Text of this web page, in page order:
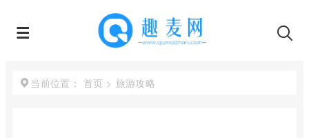
当前位置： 首页 > 旅游攻略